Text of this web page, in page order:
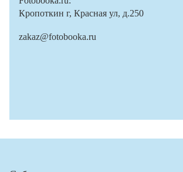
Кропоткин г, Красная ул, д.250
zakaz@fotobooka.ru